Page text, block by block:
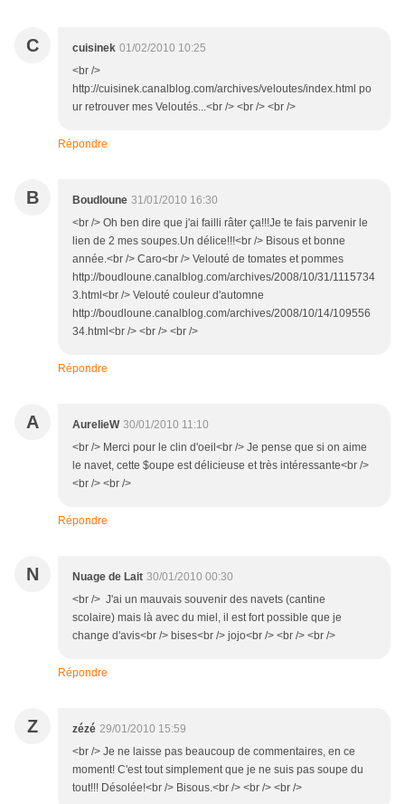
C cuisinek 01/02/2010 10:25
<br />
http://cuisinek.canalblog.com/archives/veloutes/index.html po
ur retrouver mes Veloutés...<br /> <br /> <br />
Répondre
B Boudloune 31/01/2010 16:30
<br /> Oh ben dire que j'ai failli râter ça!!!Je te fais parvenir le
lien de 2 mes soupes.Un délice!!!<br /> Bisous et bonne
année.<br /> Caro<br /> Velouté de tomates et pommes
http://boudloune.canalblog.com/archives/2008/10/31/1115734
3.html<br /> Velouté couleur d'automne
http://boudloune.canalblog.com/archives/2008/10/14/109556
34.html<br /> <br /> <br />
Répondre
A AurelieW 30/01/2010 11:10
<br /> Merci pour le clin d'oeil<br /> Je pense que si on aime
le navet, cette $oupe est délicieuse et très intéressante<br />
<br /> <br />
Répondre
N Nuage de Lait 30/01/2010 00:30
<br /> J'ai un mauvais souvenir des navets (cantine
scolaire) mais là avec du miel, il est fort possible que je
change d'avis<br /> bises<br /> jojo<br /> <br /> <br />
Répondre
Z zézé 29/01/2010 15:59
<br /> Je ne laisse pas beaucoup de commentaires, en ce
moment! C'est tout simplement que je ne suis pas soupe du
tout!!! Désolée!<br /> Bisous.<br /> <br /> <br />